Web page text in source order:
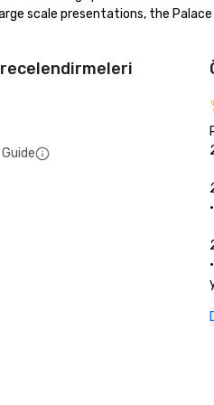
scale presentations, the